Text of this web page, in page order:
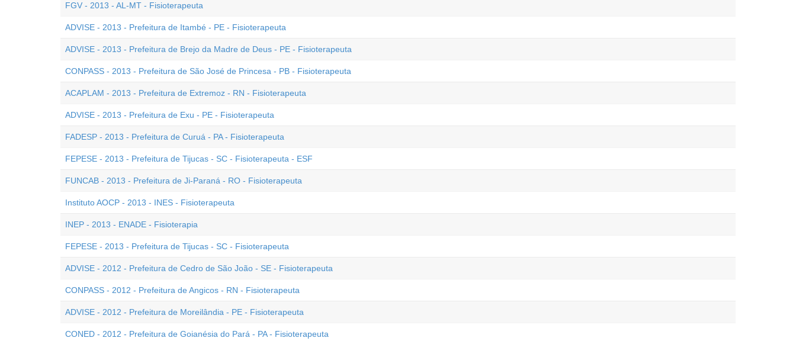
FGV - 2013 - AL-MT - Fisioterapeuta
ADVISE - 2013 - Prefeitura de Itambé - PE - Fisioterapeuta
ADVISE - 2013 - Prefeitura de Brejo da Madre de Deus - PE - Fisioterapeuta
CONPASS - 2013 - Prefeitura de São José de Princesa - PB - Fisioterapeuta
ACAPLAM - 2013 - Prefeitura de Extremoz - RN - Fisioterapeuta
ADVISE - 2013 - Prefeitura de Exu - PE - Fisioterapeuta
FADESP - 2013 - Prefeitura de Curuá - PA - Fisioterapeuta
FEPESE - 2013 - Prefeitura de Tijucas - SC - Fisioterapeuta - ESF
FUNCAB - 2013 - Prefeitura de Ji-Paraná - RO - Fisioterapeuta
Instituto AOCP - 2013 - INES - Fisioterapeuta
INEP - 2013 - ENADE - Fisioterapia
FEPESE - 2013 - Prefeitura de Tijucas - SC - Fisioterapeuta
ADVISE - 2012 - Prefeitura de Cedro de São João - SE - Fisioterapeuta
CONPASS - 2012 - Prefeitura de Angicos - RN - Fisioterapeuta
ADVISE - 2012 - Prefeitura de Moreilândia - PE - Fisioterapeuta
CONED - 2012 - Prefeitura de Goianésia do Pará - PA - Fisioterapeuta